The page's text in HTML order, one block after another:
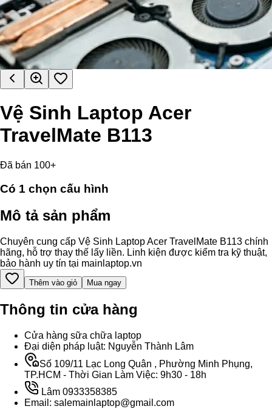
Vệ Sinh Laptop Acer
TravelMate B113
Đã bán 100+
Có 1 chọn cấu hình
Mô tả sản phẩm
Chuyên cung cấp Vệ Sinh Laptop Acer TravelMate B113 chính
hãng, hỗ trợ thay thế lấy liền. Linh kiện được kiểm tra kỹ thuật,
bảo hành uy tín tại mainlaptop.vn
Thêm vào giỏ Mua ngay
Thông tin cửa hàng
Cửa hàng sữa chữa laptop
Đại diện pháp luật: Nguyễn Thành Lâm
Số 109/11 Lạc Long Quân , Phường Minh Phụng,
TP.HCM - Thời Gian Làm Việc: 9h30 - 18h
Lâm 0933358385
Email: salemainlaptop@gmail.com